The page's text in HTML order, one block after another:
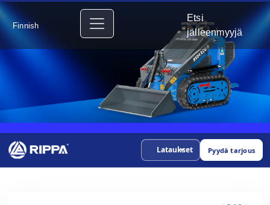
Finnish
Etsi
jälleenmyyjä
Lataukset Pyydä tarjous